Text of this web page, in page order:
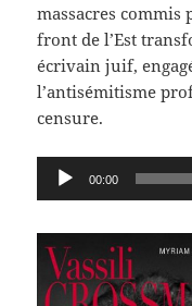
massacres commis
front de l’Est
écrivain juif,
l’antisémitisme
censure.
Lecteur
audio
00:00